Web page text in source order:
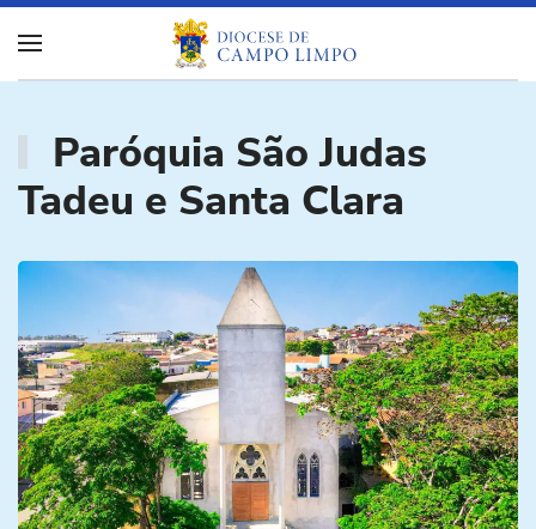
Paróquia São Judas
Tadeu e Santa Clara